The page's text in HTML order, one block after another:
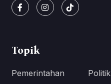
Topik
Pemerintahan Politik